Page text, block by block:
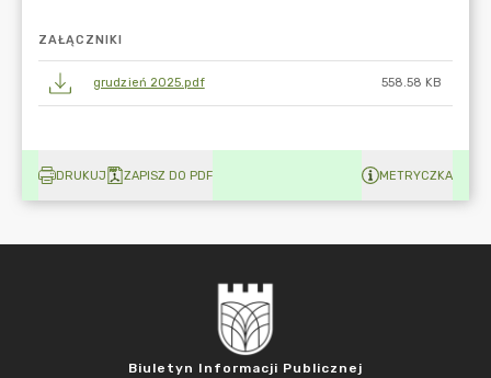
ZAŁĄCZNIKI
grudzień 2025.pdf 558.58 KB
DRUKUJ ZAPISZ DO PDF METRYCZKA
Biuletyn Informacji Publicznej